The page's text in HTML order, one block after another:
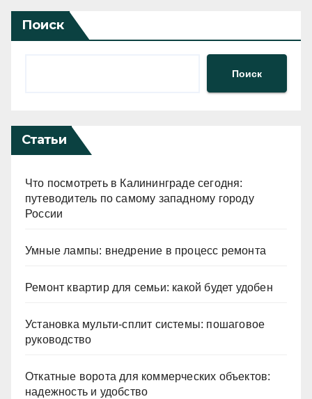
Поиск
Поиск
Статьи
Что посмотреть в Калининграде сегодня:
путеводитель по самому западному городу
России
Умные лампы: внедрение в процесс ремонта
Ремонт квартир для семьи: какой будет удобен
Установка мульти-сплит системы: пошаговое
руководство
Откатные ворота для коммерческих объектов:
надежность и удобство